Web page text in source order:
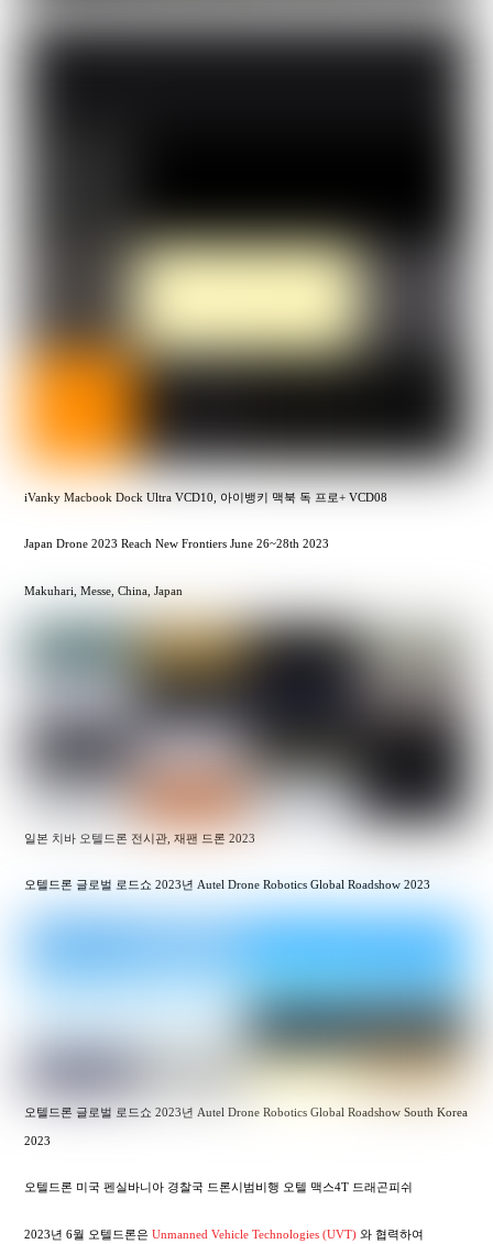
iVanky Macbook Dock Ultra VCD10, 아이뱅키 맥북 독 프로+ VCD08
Japan Drone 2023 Reach New Frontiers June 26~28th 2023
Makuhari, Messe, China, Japan
일본 치바 오텔드론 전시관, 재팬 드론 2023
오텔드론 글로벌 로드쇼 2023년 Autel Drone Robotics Global Roadshow 2023
오텔드론 글로벌 로드쇼 2023년 Autel Drone Robotics Global Roadshow South Korea
2023
오텔드론 미국 펜실바니아 경찰국 드론시범비행 오텔 맥스4T 드래곤피쉬
2023년 6월 오텔드론은Unmanned Vehicle Technologies (UVT) 와 협력하여